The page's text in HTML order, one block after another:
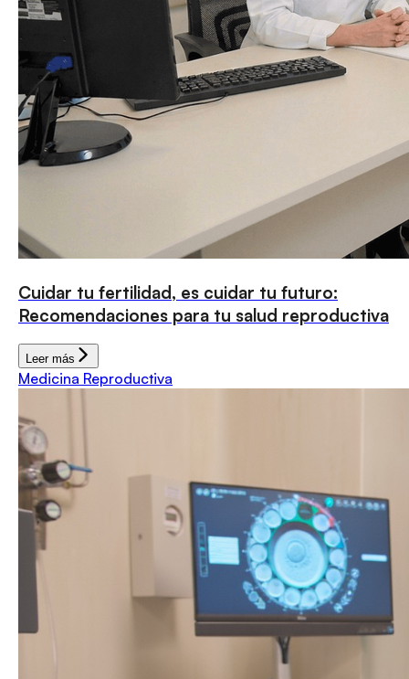
Cuidar tu fertilidad, es cuidar tu futuro:
Recomendaciones para tu salud reproductiva
Leer más
Medicina Reproductiva